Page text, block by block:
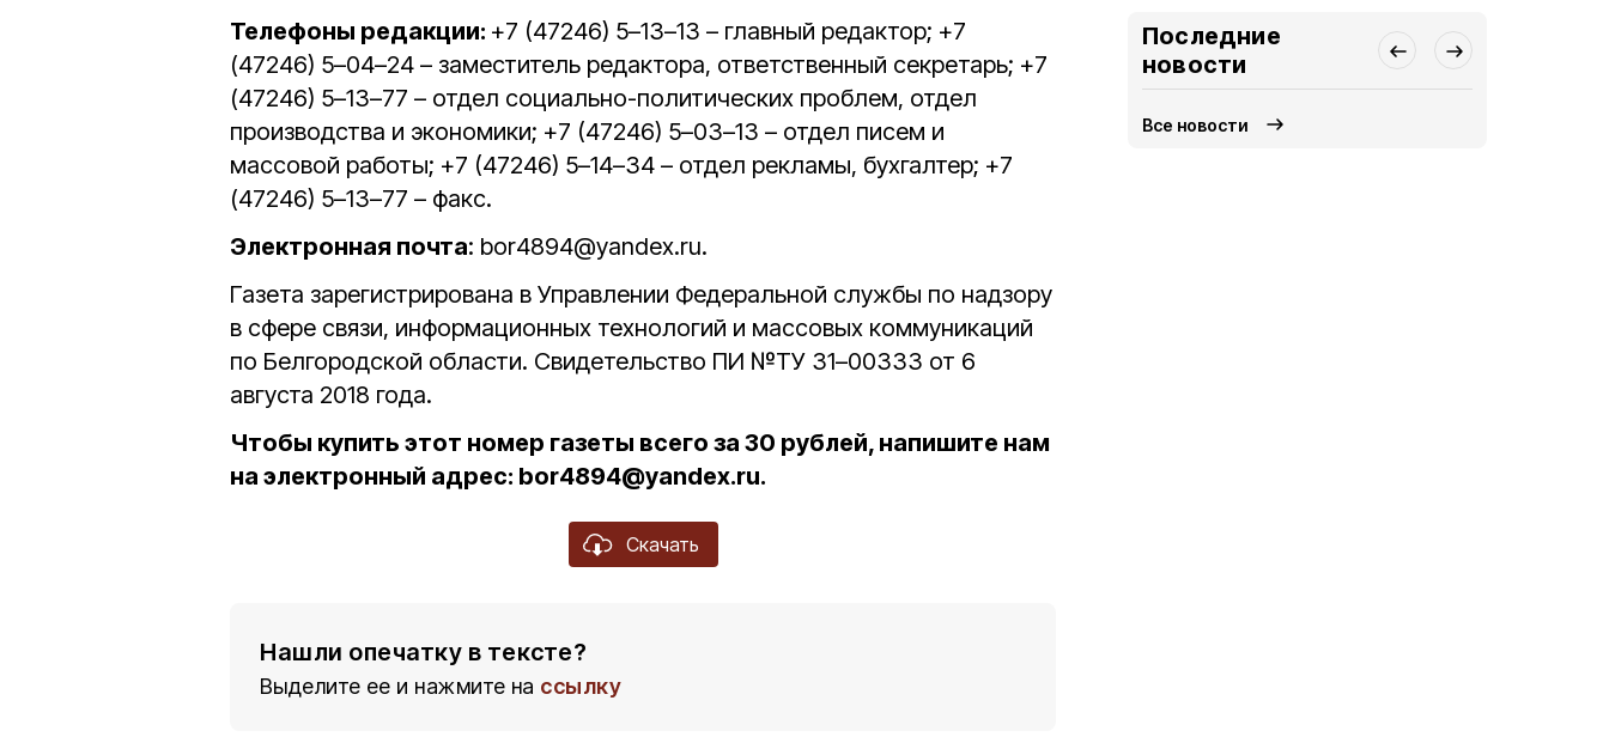
Телефоны редакции: +7 (47246) 5–13–13 – главный редактор; +7
(47246) 5–04–24 – заместитель редактора, ответственный секретарь; +7
(47246) 5–13–77 – отдел социально-политических проблем, отдел
производства и экономики; +7 (47246) 5–03–13 – отдел писем и
массовой работы; +7 (47246) 5–14–34 – отдел рекламы, бухгалтер; +7
(47246) 5–13–77 – факс.
Электронная почта: bor4894@yandex.ru.
Газета зарегистрирована в Управлении Федеральной службы по надзору
в сфере связи, информационных технологий и массовых коммуникаций
по Белгородской области. Свидетельство ПИ №ТУ 31–00333 от 6
августа 2018 года.
Чтобы купить этот номер газеты всего за 30 рублей, напишите нам
на электронный адрес: bor4894@yandex.ru.
Скачать
Нашли опечатку в тексте?
Выделите ее и нажмите на ссылку
Последние
новости
Все новости